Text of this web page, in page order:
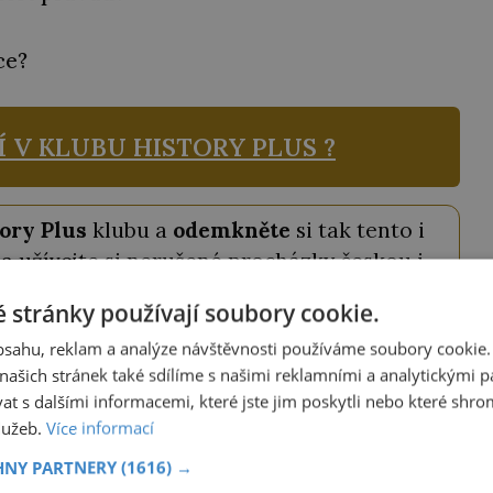
V KLUBU HISTORY PLUS ?
Plus klubu a odemkněte si tak tento i
užívejte si nerušené procházky českou i
nejenplný přístup ke všem článkům
slevy na knihy a časopisyz našeho
pouhých69 Kč měsíčně
stránky používají soubory cookie.
reklam a analýze návštěvnosti používáme soubory
stránek také sdílíme s našimi reklamními a analytickými
s dalšími informacemi, které jste jim poskytli nebo které
Více informací
PARTNERY (1616) →